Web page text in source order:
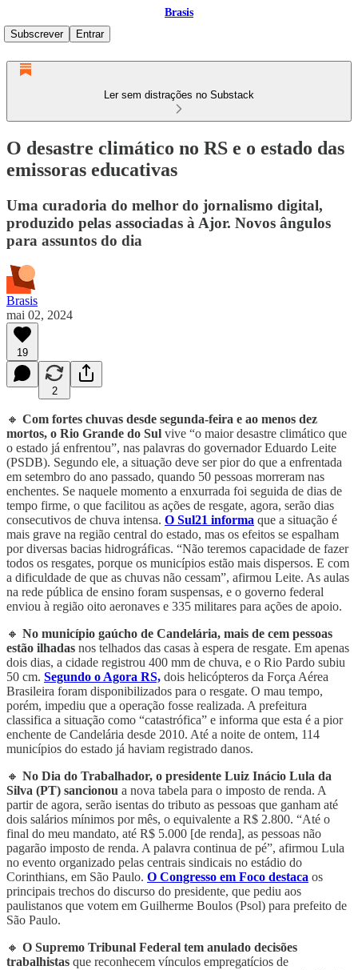
Brasis
Subscrever
Entrar
Ler sem distrações no Substack
O desastre climático no RS e o estado das
emissoras educativas
Uma curadoria do melhor do jornalismo digital,
produzido pelas associadas à Ajor. Novos ângulos
para assuntos do dia
Brasis
mai 02, 2024
19
2
🔸 Com fortes chuvas desde segunda-feira e ao menos dez
mortos, o Rio Grande do Sul vive “o maior desastre climático que
o estado já enfrentou”, nas palavras do governador Eduardo Leite
(PSDB). Segundo ele, a situação deve ser pior do que a enfrentada
em setembro do ano passado, quando 50 pessoas morreram nas
enchentes. Se naquele momento a enxurrada foi seguida de dias de
tempo firme, o que facilitou as ações de resgate, agora, serão dias
consecutivos de chuva intensa. O Sul21 informa que a situação é
mais grave na região central do estado, mas os efeitos se espalham
por diversas bacias hidrográficas. “Não teremos capacidade de fazer
todos os resgates, porque os municípios estão mais dispersos. E com
a dificuldade de que as chuvas não cessam”, afirmou Leite. As aulas
na rede pública de ensino foram suspensas, e o governo federal
enviou à região oito aeronaves e 335 militares para ações de apoio.
🔸 No município gaúcho de Candelária, mais de cem pessoas
estão ilhadas nos telhados das casas à espera de resgate. Em apenas
dois dias, a cidade registrou 400 mm de chuva, e o Rio Pardo subiu
50 cm. Segundo o Agora RS, dois helicópteros da Força Aérea
Brasileira foram disponibilizados para o resgate. O mau tempo,
porém, impediu que a operação fosse realizada. A prefeitura
classifica a situação como “catastrófica” e informa que esta é a pior
enchente de Candelária desde 2010. Até a noite de ontem, 114
municípios do estado já haviam registrado danos.
🔸 No Dia do Trabalhador, o presidente Luiz Inácio Lula da
Silva (PT) sancionou a nova tabela para o imposto de renda. A
partir de agora, serão isentas do tributo as pessoas que ganham até
dois salários mínimos por mês, o equivalente a R$ 2.800. “Até o
final do meu mandato, até R$ 5.000 [de renda], as pessoas não
pagarão imposto de renda. A palavra continua de pé”, afirmou Lula
no evento organizado pelas centrais sindicais no estádio do
Corinthians, em São Paulo. O Congresso em Foco destaca os
principais trechos do discurso do presidente, que pediu aos
paulistanos que votem em Guilherme Boulos (Psol) para prefeito de
São Paulo.
🔸 O Supremo Tribunal Federal tem anulado decisões
trabalhistas que reconhecem vínculos empregatícios de